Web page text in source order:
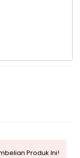
Produk Ini!